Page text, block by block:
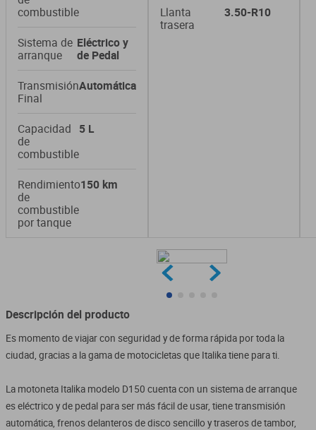
combustible
Sistema de
arranque
Eléctrico y
de Pedal
Transmisión
Final
Automática
Capacidad
de
combustible
5 L
Rendimiento
de
combustible
por tanque
150 km
Llanta
trasera
3.50-R10
Descripción del producto
Es momento de viajar con seguridad y de forma rápida por toda la
ciudad, gracias a la gama de motocicletas que Italika tiene para ti.
La motoneta Italika modelo D150 cuenta con un sistema de arranque
es eléctrico y de pedal para ser más fácil de usar, tiene transmisión
automática, frenos delanteros de disco sencillo y traseros de tambor,